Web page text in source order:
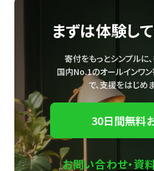
まずは体験して
寄付をもっとシンプルに
国内No.1のオールインワ
で、支援をはじめま
30日間無料
お問い合わせ・資